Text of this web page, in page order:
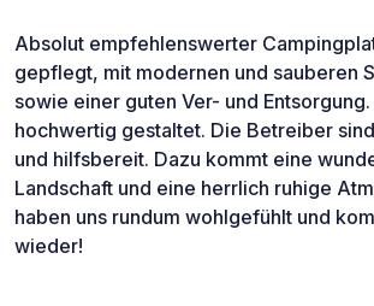
Absolut empfehlenswerter
gepflegt, mit modernen und sauberen
sowie einer guten Ver- und
hochwertig gestaltet. Die Betreiber
und hilfsbereit. Dazu kommt eine
Landschaft und eine herrlich ruhige
haben uns rundum wohlgefühlt und
wieder!